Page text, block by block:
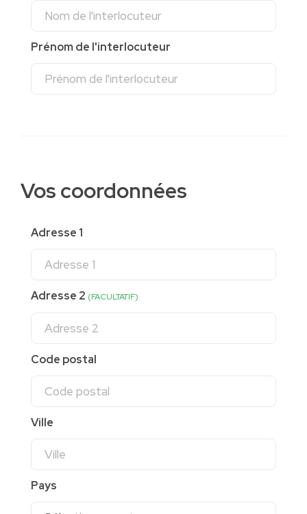
Prénom de l'interlocuteur
Vos coordonnées
Adresse 1
Adresse 2 (FACULTATIF)
Code postal
Ville
Pays